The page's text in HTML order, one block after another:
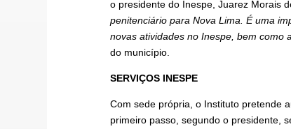
o presidente do Inespe, Juarez Morais
penitenciário para Nova Lima. É uma
novas atividades no Inespe, bem como
do município.
SERVIÇOS INESPE
Com sede própria, o Instituto pretende
primeiro passo, segundo o presidente,